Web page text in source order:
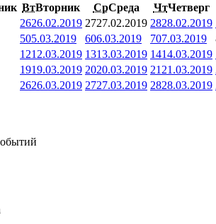
ВтВторник СрСреда ЧтЧетверг
2626.02.2019 2727.02.2019 2828.02.2019
505.03.2019 606.03.2019 707.03.2019
1212.03.2019 1313.03.2019 1414.03.2019
1919.03.2019 2020.03.2019 21 21.03.2019
2626.03.2019 2727.03.2019 2828.03.2019